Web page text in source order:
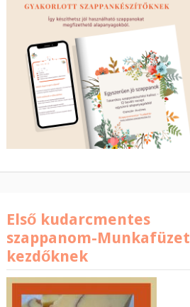
Első kudarcmentes
szappanom-Munkafüzet
kezdőknek